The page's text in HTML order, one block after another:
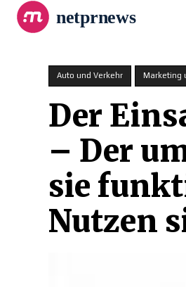
netprnews
Auto und Verkehr Marketing
Der
– Der
sie
Nutzen